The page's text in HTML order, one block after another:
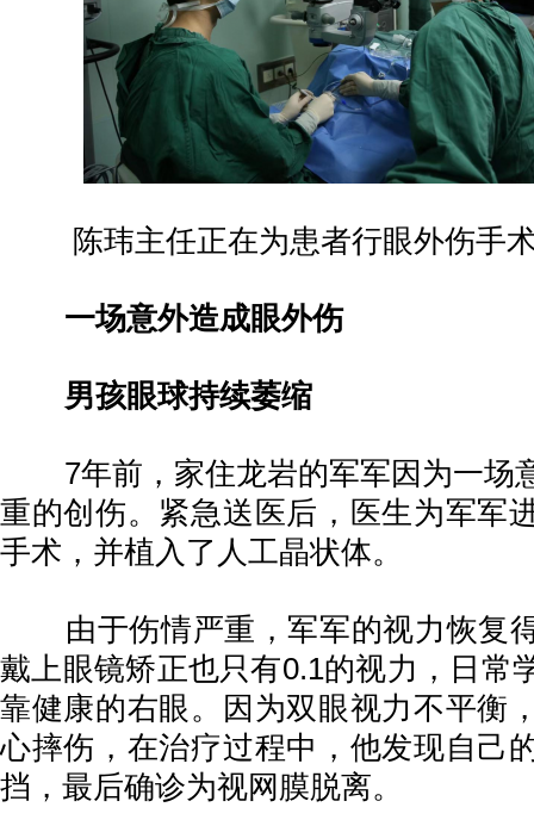
陈玮主任正在为患者行眼外伤手
一场意外造成眼外伤
男孩眼球持续萎缩
7年前，家住龙岩的军军因为一场
重的创伤。紧急送医后，医生为军军
手术，并植入了人工晶状体。
由于伤情严重，军军的视力恢复
戴上眼镜矫正也只有0.1的视力，日常
靠健康的右眼。因为双眼视力不平衡
心摔伤，在治疗过程中，他发现自己
挡，最后确诊为视网膜脱离。